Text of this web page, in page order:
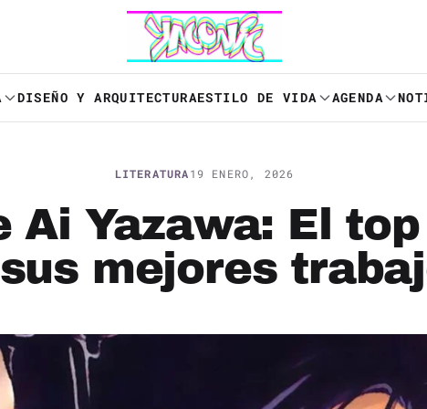
DISEÑO Y ARQUITECTURAESTILO DE VIDA AGENDA
LITERATURA19 ENERO, 2026
Ai Yazawa: El
mejores